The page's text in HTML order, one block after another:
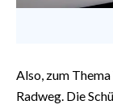
Also, zum
Radweg. Die